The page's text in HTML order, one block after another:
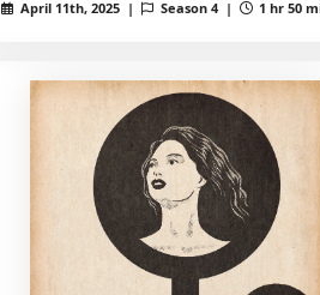
April 11th, 2025 | Season 4 | 1 hr 50